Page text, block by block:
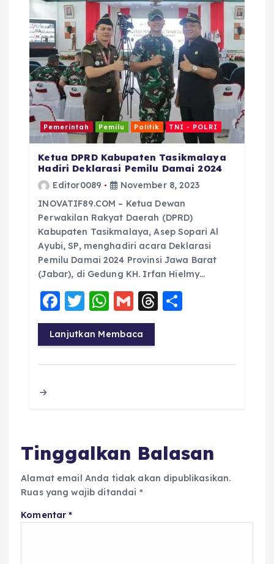
k
Pemerintah Pemilu Politik TNI - POLRI
Ketua DPRD Kabupaten Tasikmalaya
Hadiri Deklarasi Pemilu Damai 2024
Editor0089
November 8, 2023
INOVATIF89.COM – Ketua Dewan
Perwakilan Rakyat Daerah (DPRD)
Kabupaten Tasikmalaya, Asep Sopari Al
Ayubi, SP, menghadiri acara Deklarasi
Pemilu Damai 2024 Provinsi Jawa Barat
(Jabar), di Gedung KH. Irfan Hielmy…
F
a
c
e
T
w
it
te
W
h
a
ts
G
m
ai
l
T
a re
Lanjutkan Membaca
Tinggalkan Balasan
Alamat email Anda tidak akan dipublikasikan.
Ruas yang wajib ditandai *
Komentar*